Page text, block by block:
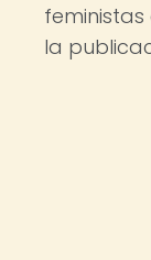
la